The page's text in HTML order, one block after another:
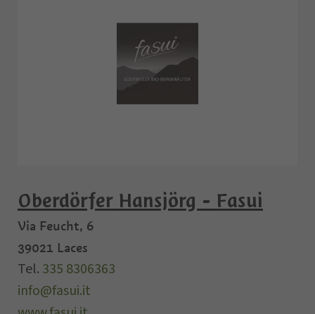
Oberdörfer Hansjörg - Fasui
Via Feucht, 6
39021 Laces
Tel. 335 8306363
info@fasui.it